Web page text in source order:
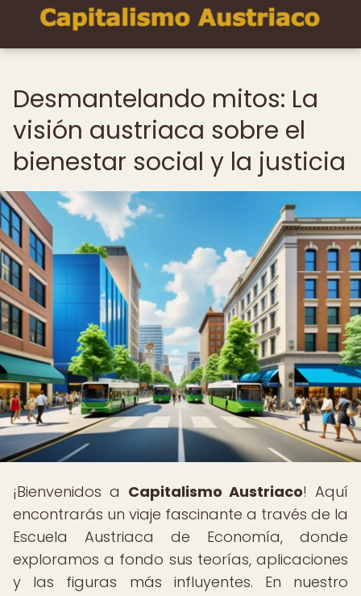
Desmantelando mitos: La
visión austriaca sobre el
bienestar social y la justicia
¡Bienvenidos a Capitalismo Austriaco! Aquí
encontrarás un viaje fascinante a través de la
Escuela Austriaca de Economía, donde
exploramos a fondo sus teorías, aplicaciones
y las figuras más influyentes. En nuestro